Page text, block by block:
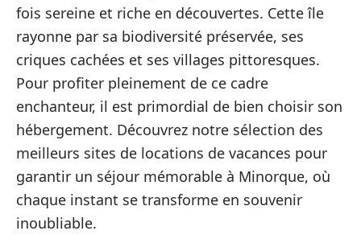
fois sereine et riche en découvertes. Cette île
rayonne par sa biodiversité préservée, ses
criques cachées et ses villages pittoresques.
Pour profiter pleinement de ce cadre
enchanteur, il est primordial de bien choisir son
hébergement. Découvrez notre sélection des
meilleurs sites de locations de vacances pour
garantir un séjour mémorable à Minorque, où
chaque instant se transforme en souvenir
inoubliable.